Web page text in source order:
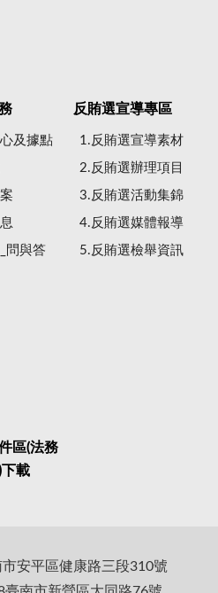
及據點
問與答
反賄選宣導專區
1.反賄選宣導素材
2.反賄選辦理項目
3.反賄選活動集錦
4.反賄選媒體報導
5.反賄選檢舉資訊
區(法務
載
市安平區健康路三段310號